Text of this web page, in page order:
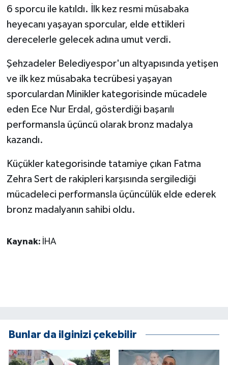
6 sporcu ile katıldı. İlk kez resmi müsabaka
heyecanı yaşayan sporcular, elde ettikleri
derecelerle gelecek adına umut verdi.
Şehzadeler Belediyespor'un altyapısında yetişen
ve ilk kez müsabaka tecrübesi yaşayan
sporculardan Minikler kategorisinde mücadele
eden Ece Nur Erdal, gösterdiği başarılı
performansla üçüncü olarak bronz madalya
kazandı.
Küçükler kategorisinde tatamiye çıkan Fatma
Zehra Sert de rakipleri karşısında sergilediği
mücadeleci performansla üçüncülük elde ederek
bronz madalyanın sahibi oldu.
Kaynak: İHA
Bunlar da ilginizi çekebilir
Jandarma
KÜLTÜR SANAT
MAGAZİN
POLİTİKA
Sağlık
SİYASET
SPOR HABERLERİ
YAŞAM